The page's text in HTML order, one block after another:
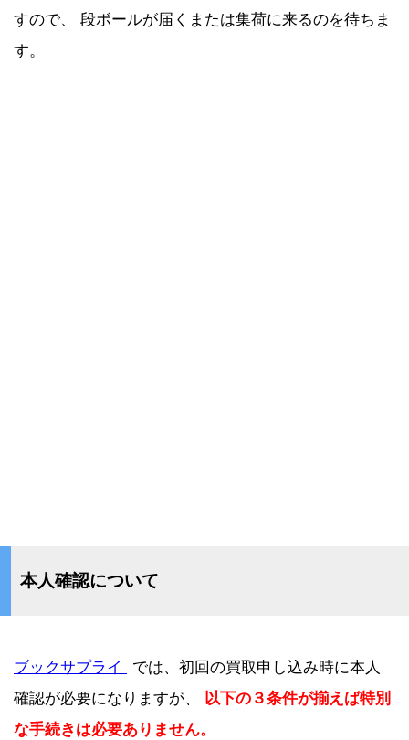
すので、 段ボールが届くまたは集荷に来るのを待ちま
す。
本人確認について
ブックサプライ
では、初回の買取申し込み時に本人
確認が必要になりますが、 以下の３条件が揃えば特別
な手続きは必要ありません。